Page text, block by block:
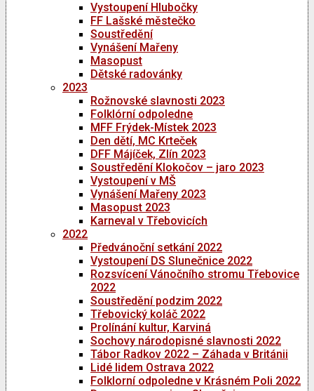
Vystoupení Hlubočky
FF Lašské městečko
Soustředění
Vynášení Mařeny
Masopust
Dětské radovánky
2023
Rožnovské slavnosti 2023
Folklórní odpoledne
MFF Frýdek-Místek 2023
Den dětí, MC Krteček
DFF Májíček, Zlín 2023
Soustředění Klokočov – jaro 2023
Vystoupení v MŠ
Vynášení Mařeny 2023
Masopust 2023
Karneval v Třebovicích
2022
Předvánoční setkání 2022
Vystoupení DS Slunečnice 2022
Rozsvícení Vánočního stromu Třebovice
2022
Soustředění podzim 2022
Třebovický koláč 2022
Prolínání kultur, Karviná
Sochovy národopisné slavnosti 2022
Tábor Radkov 2022 – Záhada v Británii
Lidé lidem Ostrava 2022
Folklorní odpoledne v Krásném Poli 2022